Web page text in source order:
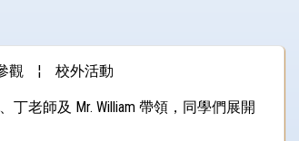
觀 ¦ 校外活動
老師及 Mr. William 帶領，同學們展開